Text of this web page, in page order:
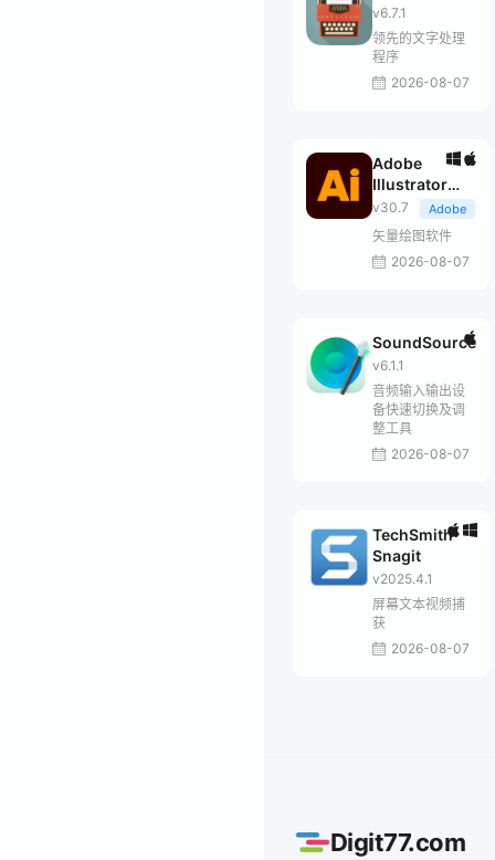
v6.7.1
领先的文字处理
程序
2026-08-07
Adobe
Illustrator
2026
v30.7 Adobe
矢量绘图软件
2026-08-07
SoundSource
v6.1.1
音频输入输出设
备快速切换及调
整工具
2026-08-07
TechSmith
Snagit
v2025.4.1
屏幕文本视频捕
获
2026-08-07
Digit77.com